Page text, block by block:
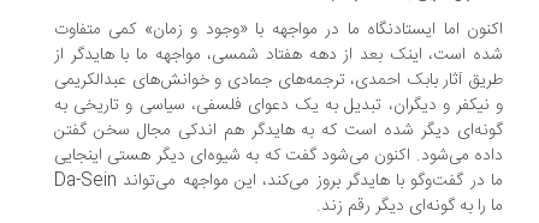
اما ایستادنگاه ما در مواجهه با «وجود و زمان» کمی متفاوت
است، اینک بعد از دهه هفتاد شمسی، مواجهه ما با هایدگر از
آثار بابک احمدی، ترجمه‌های جمادی و خوانش‌های عبدالکریمی
و دیگران، تبدیل به یک دعوای فلسفی، سیاسی و تاریخی به
دیگر شده است که به هایدگر هم اندکی مجال سخن گفتن
می‌شود. اکنون می‌شود گفت که به شیوه‌ای دیگر هستی اینجایی
ما در گفت‌وگو با هایدگر بروز می‌کند، این مواجهه می‌تواند Da-Sein
را به گونه‌ای دیگر رقم زند.